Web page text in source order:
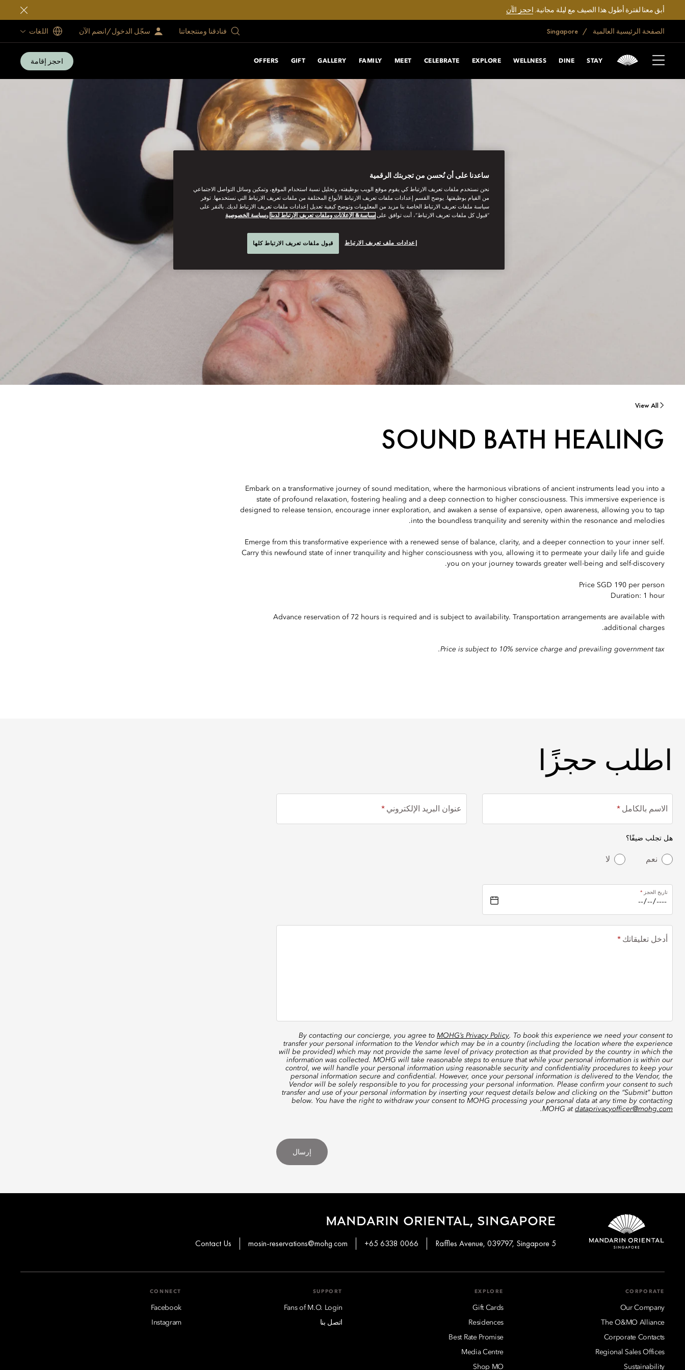
أبق معنا لفترة أطول هذا الصيف مع ليلة مجانية.احجز الآن
الصفحة الرئيسية العالمية فنادقنا ومنتجعاتنا سجّل الدخول/انضم الآن اللغات
STAY
DINE
WELLNESS
EXPLORE
CELEBRATE
MEET
FAMILY
GALLERY
GIFT
OFFERS احجز إقامة
View All
SOUND BATH HEALING
Embark on a transformative journey of sound meditation, where the harmonious vibrations of ancient instruments lead you into a
state of profound relaxation, fostering healing and a deep connection to higher consciousness. This immersive experience is
designed to release tension, encourage inner exploration, and awaken a sense of expansive, open awareness, allowing you to tap
into the boundless tranquility and serenity within the resonance and melodies.
Emerge from this transformative experience with a renewed sense of balance, clarity, and a deeper connection to your inner self.
Carry this newfound state of inner tranquility and higher consciousness with you, allowing it to permeate your daily life and guide
you on your journey towards greater well-being and self-discovery.
Price SGD 190 per person
Duration: 1 hour
Advance reservation of 72 hours is required and is subject to availability. Transportation arrangements are available with
additional charges.
Price is subject to 10% service charge and prevailing government tax.
اطلب حجزًا
اطلب حجزًا
الاسم بالكامل عنوان البريد الإلكتروني
هل تجلب ضيفًا؟
نعم لا
تاريخ الحجز
أدخل تعليقاتك
By contacting our concierge, you agree to MOHG’s Privacy Policy. To book this experience we need your consent to
transfer your personal information to the Vendor which may be in a country (including the location where the experience
will be provided) which may not provide the same level of privacy protection as that provided by the country in which the
information was collected. MOHG will take reasonable steps to ensure that while your personal information is within our
control, we will handle your personal information using reasonable security and confidentiality procedures to keep your
personal information secure and confidential. However, once your personal information is delivered to the Vendor, the
Vendor will be solely responsible to you for processing your personal information. Please confirm your consent to such
transfer and use of your personal information by inserting your request details below and clicking on the “Submit” button
below. You have the right to withdraw your consent to MOHG processing your personal data at any time by contacting
MOHG at dataprivacyofficer@mohg.com
.
إرسال
MANDARIN ORIENTAL, SINGAPORE
5 Raffles Avenue, 039797, Singapore
+65 6338 0066
mosin-reservations@mohg.com
Contact Us
CORPORATE
Our Company
The O&MO Alliance
Corporate Contacts
Regional Sales Offices
Sustainability
EXPLORE
Gift Cards
Residences
Best Rate Promise
Media Centre
Shop MO
SUPPORT
Fans of M.O. Login
اتصل بنا
CONNECT
Facebook
Instagram
ساعدنا على أن نُحسن من تجربتك الرقمية
نحن نستخدم ملفات تعريف الارتباط كي يقوم موقع الويب بوظيفته، وتحليل نسبة استخدام الموقع، وتمكين وسائل التواصل الاجتماعي
من القيام بوظيفتها. يوضح القسم إعدادات ملفات تعريف الارتباط الأنواع المختلفة من ملفات تعريف الارتباط التي نستخدمها. توفر
سياسة ملفات تعريف الارتباط الخاصة بنا مزيد من المعلومات وتوضح كيفية تعديل إعدادات ملفات تعريف الارتباط لديك. بالنقر على
“قبول كل ملفات تعريف الارتباط”، أنت توافق على سياسة& الإعلانات وملفات تعريف الارتباط لدينا وسياسة الخصوصية
إعدادات ملف تعريف الارتباط قبول ملفات تعريف الارتباط كلها